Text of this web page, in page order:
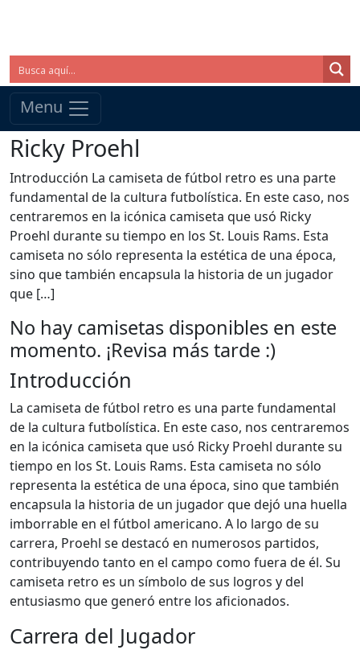
Menu
Ricky Proehl
Introducción La camiseta de fútbol retro es una parte
fundamental de la cultura futbolística. En este caso, nos
centraremos en la icónica camiseta que usó Ricky
Proehl durante su tiempo en los St. Louis Rams. Esta
camiseta no sólo representa la estética de una época,
sino que también encapsula la historia de un jugador
que […]
No hay camisetas disponibles en este
momento. ¡Revisa más tarde :)
Introducción
La camiseta de fútbol retro es una parte fundamental
de la cultura futbolística. En este caso, nos centraremos
en la icónica camiseta que usó Ricky Proehl durante su
tiempo en los St. Louis Rams. Esta camiseta no sólo
representa la estética de una época, sino que también
encapsula la historia de un jugador que dejó una huella
imborrable en el fútbol americano. A lo largo de su
carrera, Proehl se destacó en numerosos partidos,
contribuyendo tanto en el campo como fuera de él. Su
camiseta retro es un símbolo de sus logros y del
entusiasmo que generó entre los aficionados.
Carrera del Jugador